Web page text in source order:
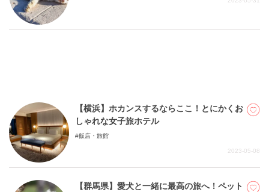
關於DEEPLOG
隐私政策
【横浜】ホカンスするならここ！とにかくお
しゃれな女子旅ホテル
飯店・旅館
2023-05-08
【群馬県】愛犬と一緒に最高の旅へ！ペット